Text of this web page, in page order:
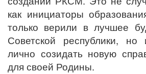
как инициаторы
только верили в лучшее
Советской республики,
лично созидать новую
для своей Родины.